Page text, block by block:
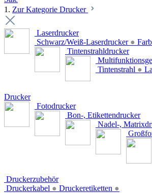
1. Zur Kategorie Drucker
Laserdrucker
Schwarz/Weiß-Laserdrucker ●
Tintenstrahldrucker
Tintenstrahl ●
Drucker
Fotodrucker
Bon-, Etikettendrucker
Nadel-,
Druckerzubehör
Druckerkabel ● Druckeretiketten ●